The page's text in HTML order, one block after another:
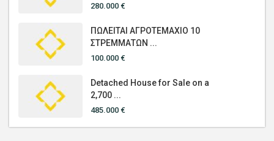
280.000 €
ΠΩΛΕΙΤΑΙ ΑΓΡΟΤΕΜΑΧΙΟ 10
ΣΤΡΕΜΜΑΤΩΝ ...
100.000 €
Detached House for Sale on a
2,700 ...
485.000 €